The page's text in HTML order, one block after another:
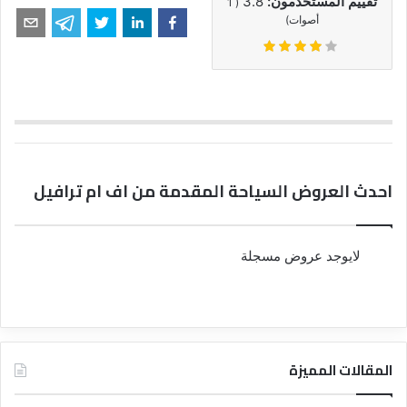
أصوات)
احدث العروض السياحة المقدمة من اف ام ترافيل
لايوجد عروض مسجلة
المقالات المميزة